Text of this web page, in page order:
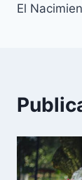
El